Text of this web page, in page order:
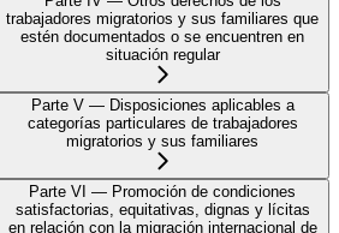
trabajadores migratorios y sus familiares que
estén documentados o se encuentren en
situación regular
Parte V — Disposiciones aplicables a
categorías particulares de trabajadores
migratorios y sus familiares
Parte VI — Promoción de condiciones
satisfactorias, equitativas, dignas y lícitas
en relación con la migración internacional de